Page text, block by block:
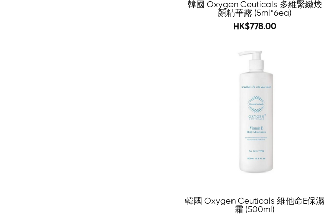
韓國 Oxygen Ceuticals 多維緊緻煥
顏精華露 (5ml*6ea)
1296
HK$778.00
韓國 Oxygen Ceuticals 維他命E保濕
霜 (500ml)